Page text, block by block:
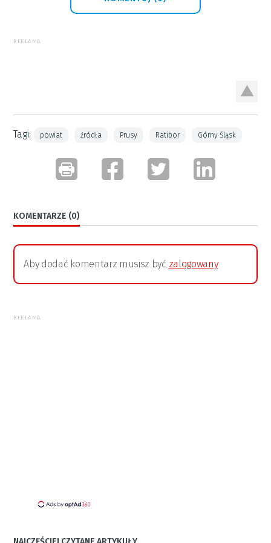
REKLAMA
Tagi: powiat źródła Prusy Ratibor Górny Śląsk
KOMENTARZE (0)
Aby dodać komentarz musisz być zalogowany
REKLAMA